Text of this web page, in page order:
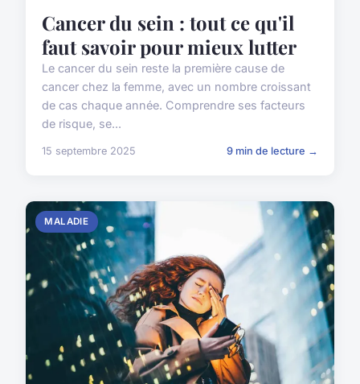
Cancer du sein : tout ce qu'il
faut savoir pour mieux lutter
Le cancer du sein reste la première cause de
cancer chez la femme, avec un nombre croissant
de cas chaque année. Comprendre ses facteurs
de risque, se...
15 septembre 2025 9 min de lecture →
MALADIE